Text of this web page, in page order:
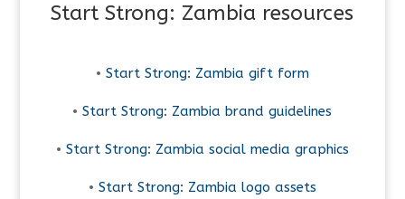
Start Strong: Zambia resources
• Start Strong: Zambia gift form
•Start Strong: Zambia brand guidelines
• Start Strong: Zambia social media graphics
• Start Strong: Zambia logo assets